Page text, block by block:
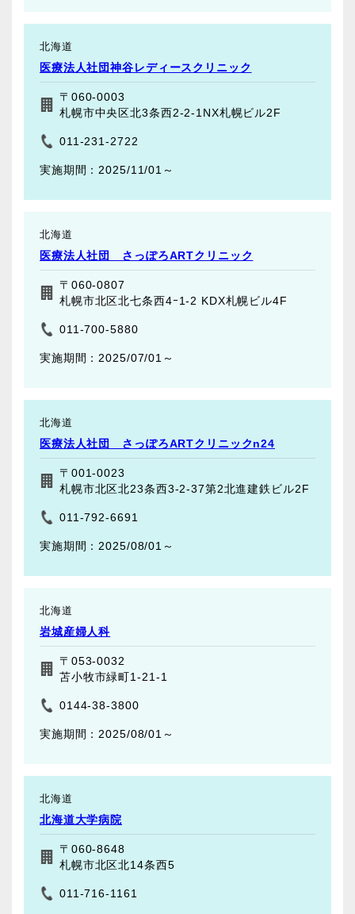
北海道
医療法人社団神谷レディースクリニック
〒060-0003
札幌市中央区北3条西2-2-1NX札幌ビル2F
011-231-2722
2025/11/01～
北海道
医療法人社団 さっぽろARTクリニック
〒060-0807
札幌市北区北七条西4ｰ1-2 KDX札幌ビル4F
011-700-5880
2025/07/01～
北海道
医療法人社団 さっぽろARTクリニックn24
〒001-0023
札幌市北区北23条西3-2-37第2北進建鉄ビル2F
011-792-6691
2025/08/01～
北海道
岩城産婦人科
〒053-0032
苫小牧市緑町1-21-1
0144-38-3800
2025/08/01～
北海道
北海道大学病院
〒060-8648
札幌市北区北14条西5
011-716-1161